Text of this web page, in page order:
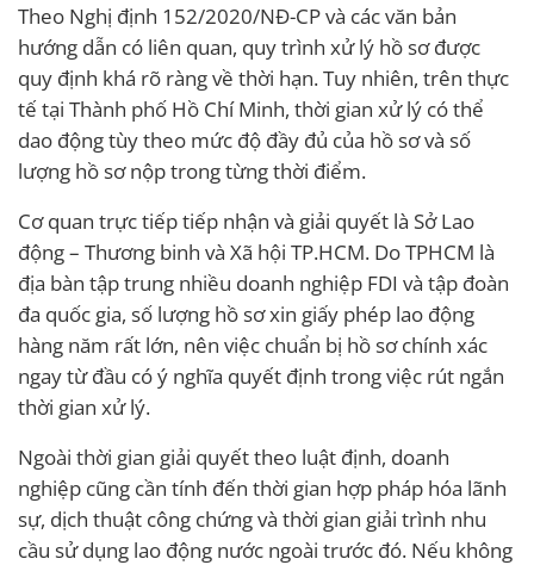
Theo Nghị định 152/2020/NĐ-CP và các văn bản
hướng dẫn có liên quan, quy trình xử lý hồ sơ được
quy định khá rõ ràng về thời hạn. Tuy nhiên, trên thực
tế tại Thành phố Hồ Chí Minh, thời gian xử lý có thể
dao động tùy theo mức độ đầy đủ của hồ sơ và số
lượng hồ sơ nộp trong từng thời điểm.
Cơ quan trực tiếp tiếp nhận và giải quyết là Sở Lao
động – Thương binh và Xã hội TP.HCM. Do TPHCM là
địa bàn tập trung nhiều doanh nghiệp FDI và tập đoàn
đa quốc gia, số lượng hồ sơ xin giấy phép lao động
hàng năm rất lớn, nên việc chuẩn bị hồ sơ chính xác
ngay từ đầu có ý nghĩa quyết định trong việc rút ngắn
thời gian xử lý.
Ngoài thời gian giải quyết theo luật định, doanh
nghiệp cũng cần tính đến thời gian hợp pháp hóa lãnh
sự, dịch thuật công chứng và thời gian giải trình nhu
cầu sử dụng lao động nước ngoài trước đó. Nếu không